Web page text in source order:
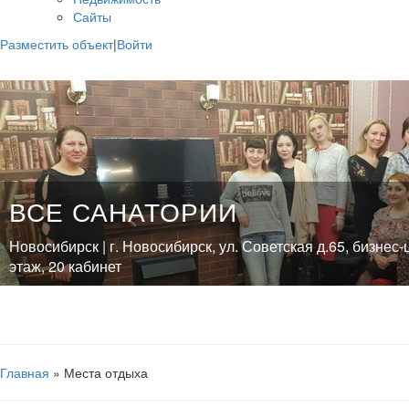
Сайты
Разместить объект|Войти
ВСЕ САНАТОРИИ
Новосибирск | г. Новосибирск, ул. Советская д.65,
этаж, 20 кабинет
Главная » Места отдыха